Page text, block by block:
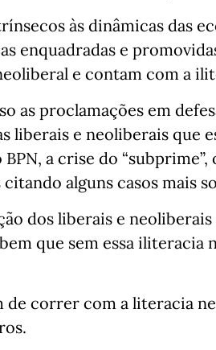
às dinâmicas das
enquadradas e
e contam com a
as proclamações em
liberais e neoliberais que
a crise do “subprime”,
citando alguns casos mais
dos liberais e
que sem essa iliteracia
de correr com a literacia